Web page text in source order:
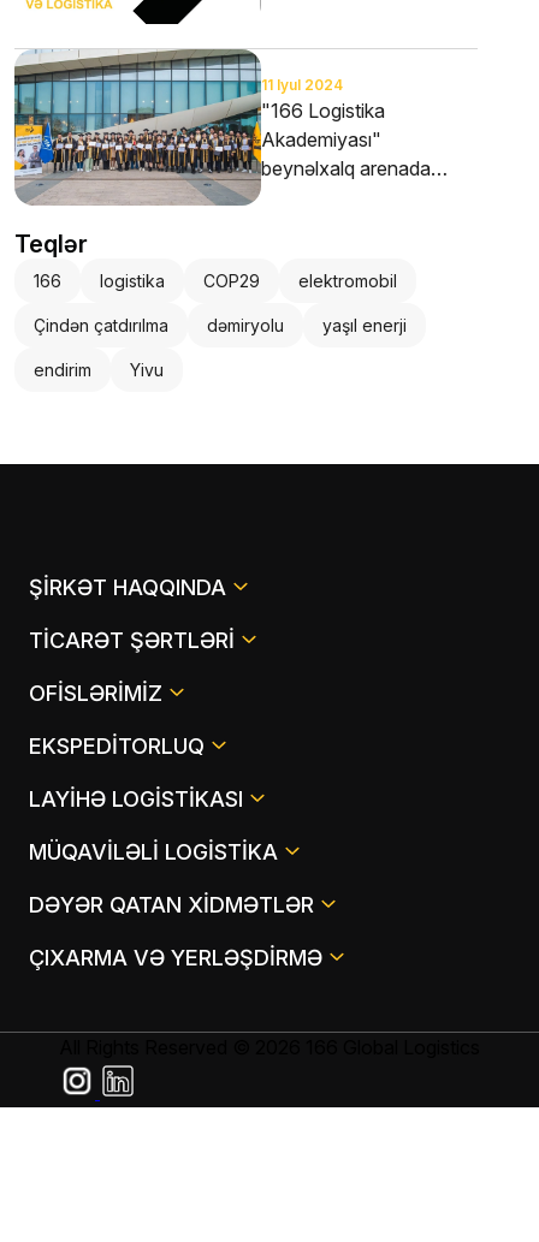
11 Iyul 2024
"166 Logistika
Akademiyası"
beynəlxalq arenada
Teqlər
166 logistika COP29 elektromobil
Çindən çatdırılma dəmiryolu yaşıl enerji
endirim Yivu
ŞIRKƏT HAQQINDA
TICARƏT ŞƏRTLƏRI
OFISLƏRIMIZ
EKSPEDITORLUQ
LAYIHƏ LOGISTIKASI
MÜQAVILƏLI LOGISTIKA
DƏYƏR QATAN XIDMƏTLƏR
ÇIXARMA VƏ YERLƏŞDIRMƏ